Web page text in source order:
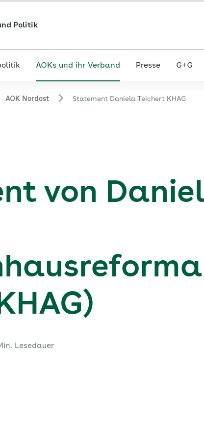
Politik
AOKs und ihr Verband Presse G+G
AOK Nordost Statement Daniela Teichert KHAG
von
Lesedauer